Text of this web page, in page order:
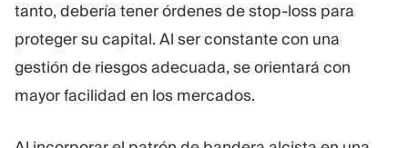
tanto, debería tener órdenes de stop-loss para
proteger su capital. Al ser constante con una
gestión de riesgos adecuada, se orientará con
mayor facilidad en los mercados.